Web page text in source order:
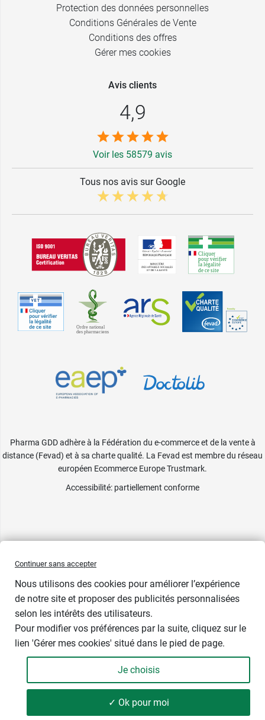
- +
1 cadeau
Ajouter
Protection des données personnelles
Conditions Générales de Vente
Conditions des offres
Gérer mes cookies
Avis clients
4,9
Voir les 58579 avis
Tous nos avis sur Google
Pharma GDD adhère à la Fédération du e-commerce et de la vente à
distance (Fevad) et à sa charte qualité. La Fevad est membre du réseau
européen Ecommerce Europe Trustmark.
Accessibilité: partiellement conforme
Continuer sans accepter
Nous utilisons des cookies pour améliorer l’expérience
de notre site et proposer des publicités personnalisées
selon les intérêts des utilisateurs.
Pour modifier vos préférences par la suite, cliquez sur le
lien 'Gérer mes cookies' situé dans le pied de page.
Je choisis
✓ Ok pour moi